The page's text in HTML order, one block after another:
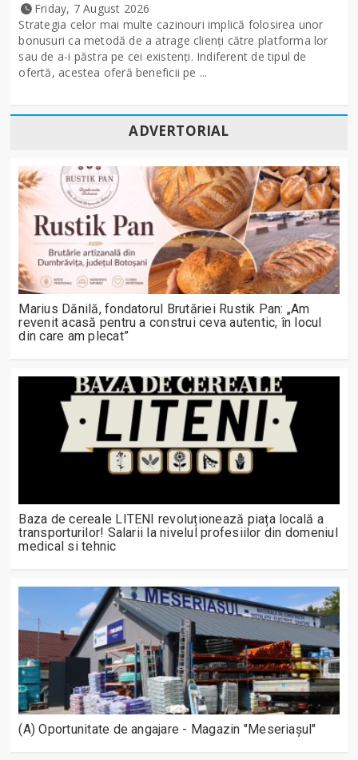
Friday, 7 August 2026
Strategia celor mai multe cazinouri implică folosirea unor
bonusuri ca metodă de a atrage clienți către platforma lor
sau de a-i păstra pe cei existenți. Indiferent de tipul de
ofertă, acestea oferă beneficii pe ...
ADVERTORIAL
Marius Dănilă, fondatorul Brutăriei Rustik Pan: „Am
revenit acasă pentru a construi ceva autentic, în locul
din care am plecat”
Baza de cereale LITENI revoluționează piața locală a
transporturilor! Salarii la nivelul profesiilor din domeniul
medical si tehnic
(A) Oportunitate de angajare - Magazin "Meseriașul"